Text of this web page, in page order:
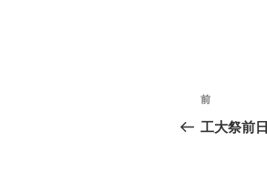
投
稿
過
去
前
工大祭前日